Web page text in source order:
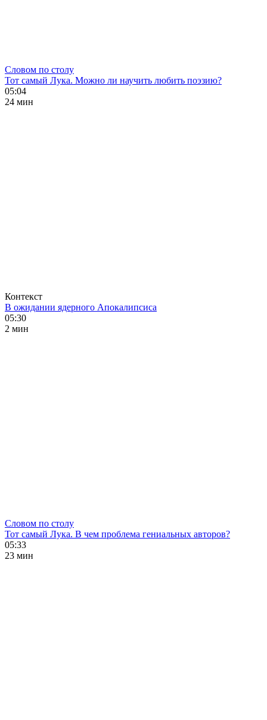
Словом по столу
Тот самый Лука. Можно ли научить любить поэзию?
05:04
24 мин
Контекст
В ожидании ядерного Апокалипсиса
05:30
2 мин
Словом по столу
Тот самый Лука. В чем проблема гениальных авторов?
05:33
23 мин